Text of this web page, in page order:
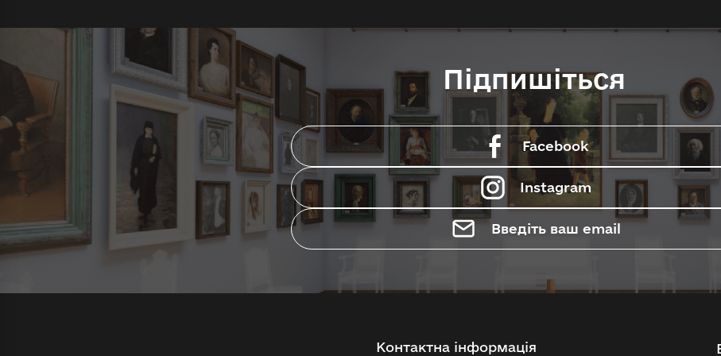
Підпишіться
Facebook
Instagram
Введіть ваш email
Контактна інформація